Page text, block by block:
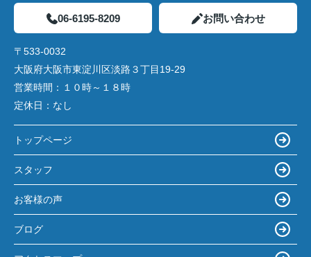
06-6195-8209 お問い合わせ
〒533-0032
大阪府大阪市東淀川区淡路３丁目19-29
営業時間： １０時～１８時
定休日： なし
トップページ
スタッフ
お客様の声
ブログ